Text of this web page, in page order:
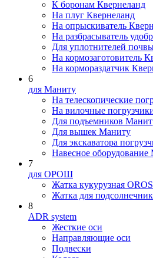
К боронам Квернеланд
На плуг Квернеланд
На опрыскиватель
На разбрасыватель
Для уплотнителей
На кормозаготовитель
На кормораздатчик
6
для Маниту
На телескопические
На вилочные
Для подъемников
Для вышек Маниту
Для экскаватора
Навесное
7
для ОРОШ
Жатка кукурузная
Жатка для
8
ADR system
Жесткие оси
Направляющие оси
Подвески